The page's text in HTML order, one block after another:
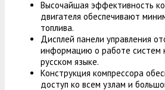
Высочайшая эффективность
двигателя обеспечивают
топлива.
Дисплей панели управления
информацию о работе систем
русском языке.
Конструкция компрессора
доступ ко всем узлам и